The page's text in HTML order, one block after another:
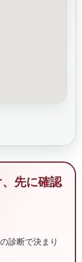
先に確認
診断で決まり